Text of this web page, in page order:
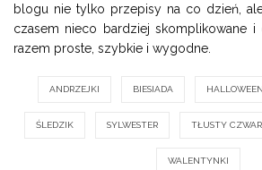
blogu nie tylko przepisy na co dzień,
czasem nieco bardziej skomplikowane i
razem proste, szybkie i wygodne.
ANDRZEJKI BIESIADA HALLOWEEN
ŚLEDZIK SYLWESTER TŁUSTY
WALENTYNKI